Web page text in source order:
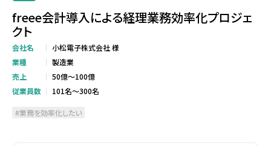
freee会計導入による経理業務効率化プロジェ
クト
会社名
小松電子株式会社 様
業種
製造業
売上
50億～100億
従業員数
101名～300名
業務を効率化したい